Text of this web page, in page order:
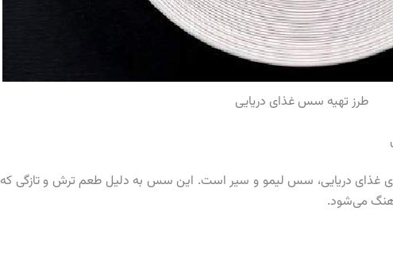
طرز تهیه سس غذای دریایی
غذای دریایی، سس لیمو و سیر است. این سس به دلیل طعم ترش و تازگی که
می‌شود.